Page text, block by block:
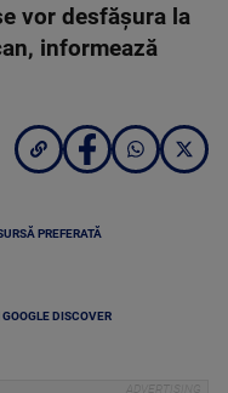
vor desfăşura la
informează
PREFERATĂ
DISCOVER